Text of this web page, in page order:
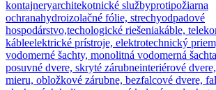
kontajneryarchitekotnické službyprotipožiarna
ochranahydroizolačné fólie, strechyodpadové
hospodárstvo,techologické riešeniakáble,
kábleelektrické prístroje, elektrotechnický
vodomerné šachty, monolitná vodomerná šachta
posuvné dvere, skryté zárubneinteriérové
mieru, obložkové zárubne, bezfalcové dvere,